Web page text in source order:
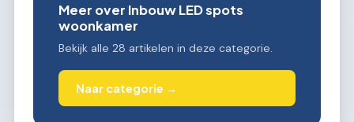
Meer over Inbouw LED spots
woonkamer
Bekijk alle 28 artikelen in deze categorie.
Naar categorie →